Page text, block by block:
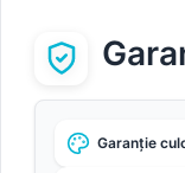
Garanție